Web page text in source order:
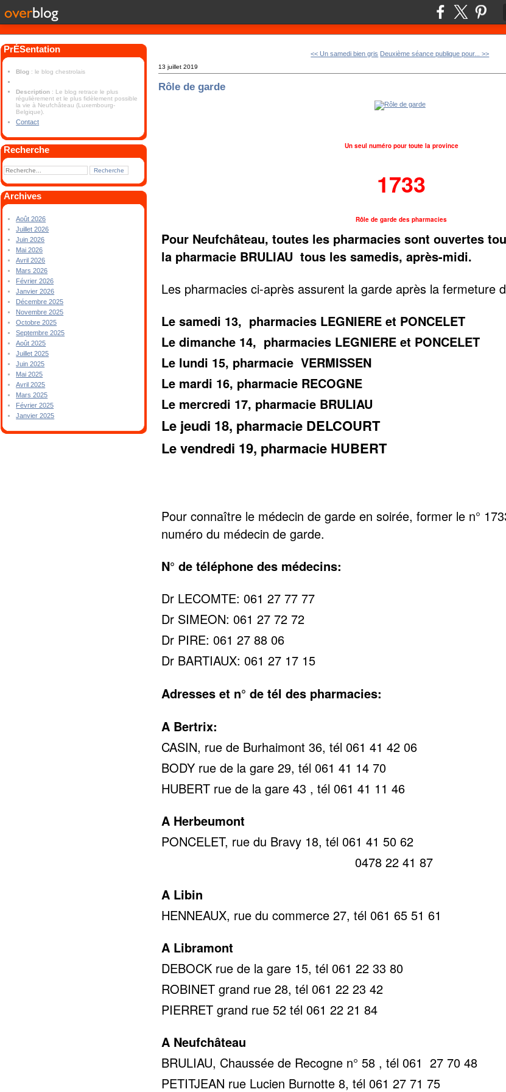
PrÉSentation
Blog : le blog chestrolais
Description : Le blog retrace le plus
régulièrement et le plus fidèlement possible
la vie à Neufchâteau (Luxembourg-
Belgique).
Contact
Recherche
Archives
Août 2026
Juillet 2026
Juin 2026
Mai 2026
Avril 2026
Mars 2026
Février 2026
Janvier 2026
Décembre 2025
Novembre 2025
Octobre 2025
Septembre 2025
Août 2025
Juillet 2025
Juin 2025
Mai 2025
Avril 2025
Mars 2025
Février 2025
Janvier 2025
<< Un samedi bien gris Deuxième séance publique pour... >>
13 juillet 2019
Rôle de garde
Un seul numéro pour toute la province
1733
Rôle de garde des pharmacies
Pour Neufchâteau, toutes les pharmacies sont ouvertes
la pharmacie BRULIAU tous les samedis, après-midi.
Les pharmacies ci-après assurent la garde après la fermeture
Le samedi 13, pharmacies LEGNIERE et PONCELET
Le dimanche 14, pharmacies LEGNIERE et PONCELET
Le lundi 15, pharmacie VERMISSEN
Le mardi 16, pharmacie RECOGNE
Le mercredi 17, pharmacie BRULIAU
Le jeudi 18, pharmacie DELCOURT
Le vendredi 19, pharmacie HUBERT
Pour connaître le médecin de garde en soirée, former le n°
numéro du médecin de garde.
N° de téléphone des médecins:
Dr LECOMTE: 061 27 77 77
Dr SIMEON: 061 27 72 72
Dr PIRE: 061 27 88 06
Dr BARTIAUX: 061 27 17 15
Adresses et n° de tél des pharmacies:
A Bertrix:
CASIN, rue de Burhaimont 36, tél 061 41 42 06
BODY rue de la gare 29, tél 061 41 14 70
HUBERT rue de la gare 43 , tél 061 41 11 46
A Herbeumont
PONCELET, rue du Bravy 18, tél 061 41 50 62
0478 22 41 87
A Libin
HENNEAUX, rue du commerce 27, tél 061 65 51 61
A Libramont
DEBOCK rue de la gare 15, tél 061 22 33 80
ROBINET grand rue 28, tél 061 22 23 42
PIERRET grand rue 52 tél 061 22 21 84
A Neufchâteau
BRULIAU, Chaussée de Recogne n° 58 , tél 061 27 70 48
PETITJEAN rue Lucien Burnotte 8, tél 061 27 71 75